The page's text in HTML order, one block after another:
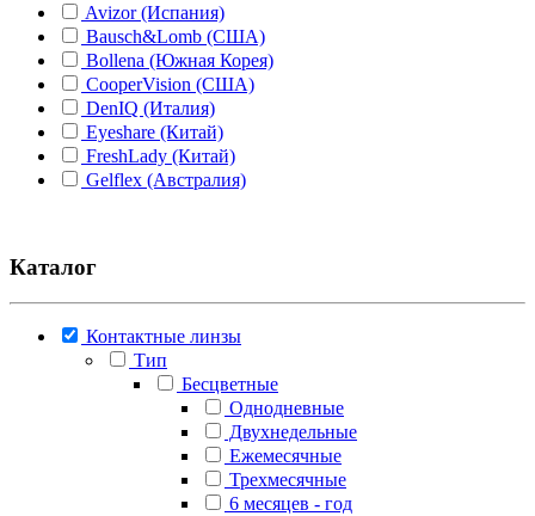
Avizor (Испания)
Bausch&Lomb (США)
Bollena (Южная Корея)
CooperVision (США)
DenIQ (Италия)
Eyeshare (Китай)
FreshLady (Китай)
Gelflex (Австралия)
Lion (Япония)
Maxcon (Южная Корея)
Miru/Menicon (Япония)
O2kSee (Россия)
Optimed (Россия)
Rohto (Япония)
Santen (Япония)
Senju (Япония)
Urban LAYER (Южная Корея)
Каталог
Контактные линзы
Тип
Бесцветные
Однодневные
Двухнедельные
Ежемесячные
Трехмесячные
6 месяцев - год